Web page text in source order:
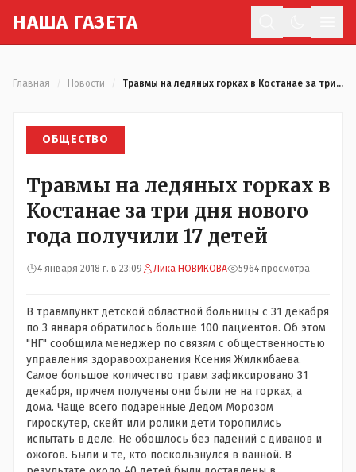
НАША ГАЗЕТА
Главная Новости Травмы на ледяных горках в Костанае за три дня нового года получили 17 детей
ОБЩЕСТВО
Травмы на ледяных горках в
Костанае за три дня нового
года получили 17 детей
4 января 2018 г. в 23:09 Лика НОВИКОВА 5964 просмотра
В травмпункт детской областной больницы с 31 декабря
по 3 января обратилось больше 100 пациентов. Об этом
"НГ" сообщила менеджер по связям с общественностью
управления здоравоохранения Ксения Жилкибаева.
Самое большое количество травм зафиксировано 31
декабря, причем получены они были не на горках, а
дома. Чаще всего подаренные Дедом Морозом
гироскутер, скейт или ролики дети торопились
испытать в деле. Не обошлось без падений с диванов и
ожогов. Были и те, кто поскользнулся в ванной. В